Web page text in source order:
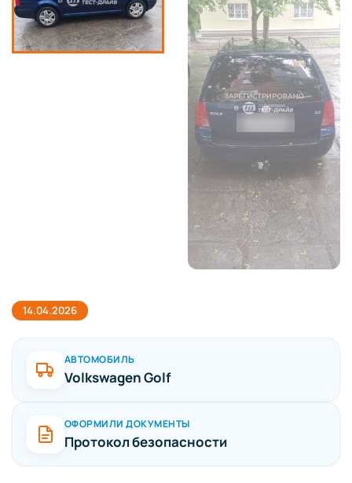
14.04.2026
АВТОМОБИЛЬ
Volkswagen Golf
ОФОРМИЛИ ДОКУМЕНТЫ
Протокол безопасности